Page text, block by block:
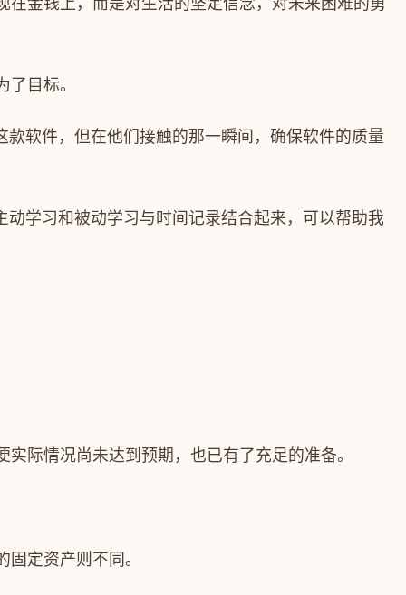
目标。
软件，但在他们接触的那一瞬间，确保软件的质量
学习和被动学习与时间记录结合起来，可以帮助我
际情况尚未达到预期，也已有了充足的准备。
定资产则不同。